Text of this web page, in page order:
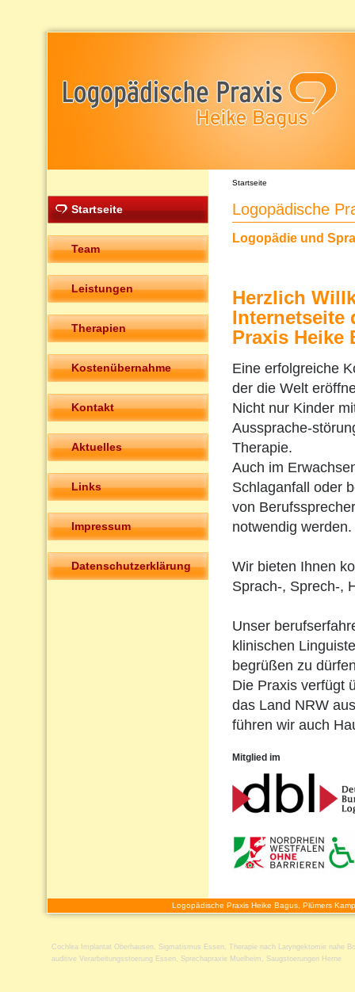
Startseite
Team
Leistungen
Therapien
Kostenübernahme
Kontakt
Aktuelles
Links
Impressum
Datenschutzerklärung
Startseite
Logopädische
Logopädie und
Herzlich
Internetseite
Praxis Heike
Eine erfolgreiche
der die Welt
Nicht nur Kinder
Aussprache-
Therapie.
Auch im
Schlaganfall oder
von
notwendig werden.
Wir bieten Ihnen
Sprach-, Sprech-,
Unser
klinischen
begrüßen zu
Die Praxis verfügt
das Land NRW
führen wir auch
Mitglied im
Logopädische Praxis Heike Bagus, Plümers
Cochlea Implantat Oberhausen , Sigmatismus Essen , Therapie nach Laryngektomie nahe
auditive Verarbeitungsstoerung Essen , Sprechapraxie Muelheim , Saugstoerungen Herne